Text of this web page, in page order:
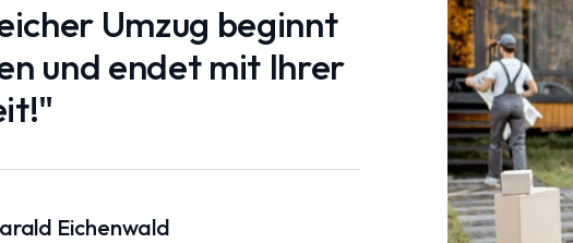
Umzug beginnt
und endet mit Ihrer
Eichenwald